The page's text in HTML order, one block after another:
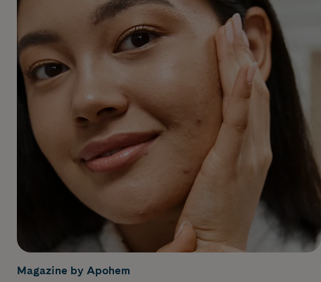
Magazine by Apohem